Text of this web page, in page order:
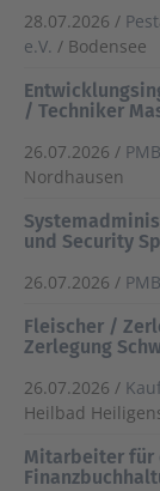
28.07.2026 /
e.V. / Bodensee
/ Techniker
26.07.2026 /
Nordhausen
und Security
26.07.2026 /
Fleischer /
Zerlegung
26.07.2026 /
Heilbad
Mitarbeiter für